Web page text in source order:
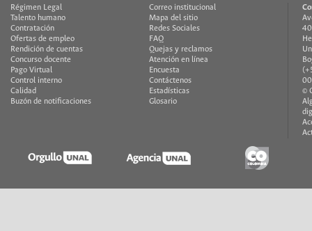
Régimen Legal
Talento humano
Contratación
Ofertas de empleo
Rendición de cuentas
Concurso docente
Pago Virtual
Control interno
Calidad
Buzón de notificaciones
Correo institucional
Mapa del sitio
Redes Sociales
FAQ
Quejas y reclamos
Atención en línea
Encuesta
Contáctenos
Estadísticas
Glosario
©